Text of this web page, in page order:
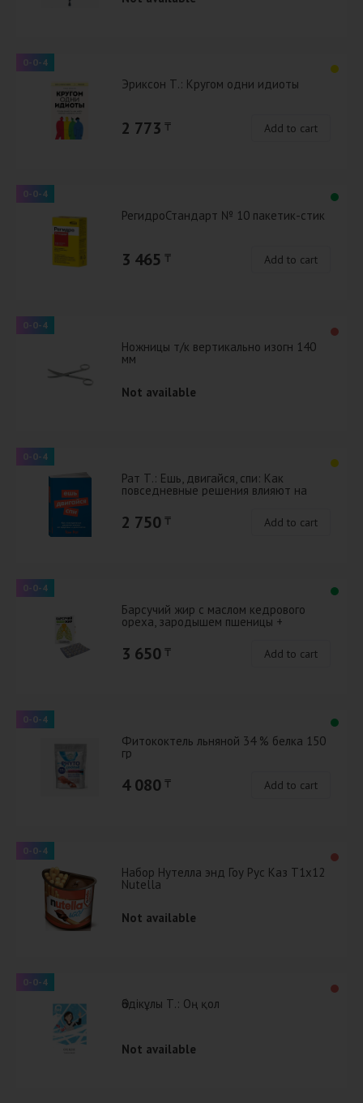
0-0-4
Эриксон Т.: Кругом одни идиоты
2 773 ₸ Add to cart
0-0-4
РегидроСтандарт № 10 пакетик-стик
3 465 ₸ Add to cart
0-0-4
Ножницы т/к вертикально изогн 140
мм
Not available
0-0-4
Рат Т.: Ешь, двигайся, спи: Как
повседневные решения влияют на
2 750 ₸ Add to cart
0-0-4
Барсучий жир с маслом кедрового
ореха, зародышем пшеницы +
3 650 ₸ Add to cart
0-0-4
Фитококтель льняной 34 % белка 150
гр
4 080 ₸ Add to cart
0-0-4
Набор Нутелла энд Гоу Рус Каз Т1х12
Nutella
Not available
0-0-4
Әбдікұлы Т.: Оң қол
Not available